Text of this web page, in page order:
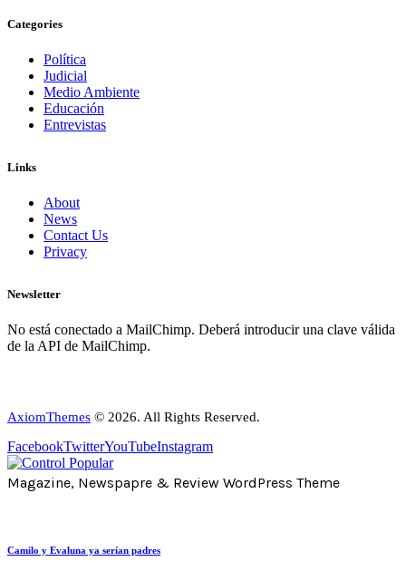
Categories
Política
Judicial
Medio Ambiente
Educación
Entrevistas
Links
About
News
Contact Us
Privacy
Newsletter
No está conectado a MailChimp. Deberá introducir una clave válida
de la API de MailChimp.
AxiomThemes © 2026. All Rights Reserved.
FacebookTwitterYouTubeInstagram
Magazine, Newspapre & Review WordPress Theme
Camilo y Evaluna ya serían padres